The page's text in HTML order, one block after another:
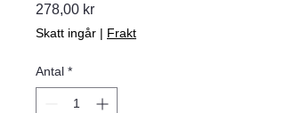
278,00 krPris
Skatt ingår | Frakt
Antal *